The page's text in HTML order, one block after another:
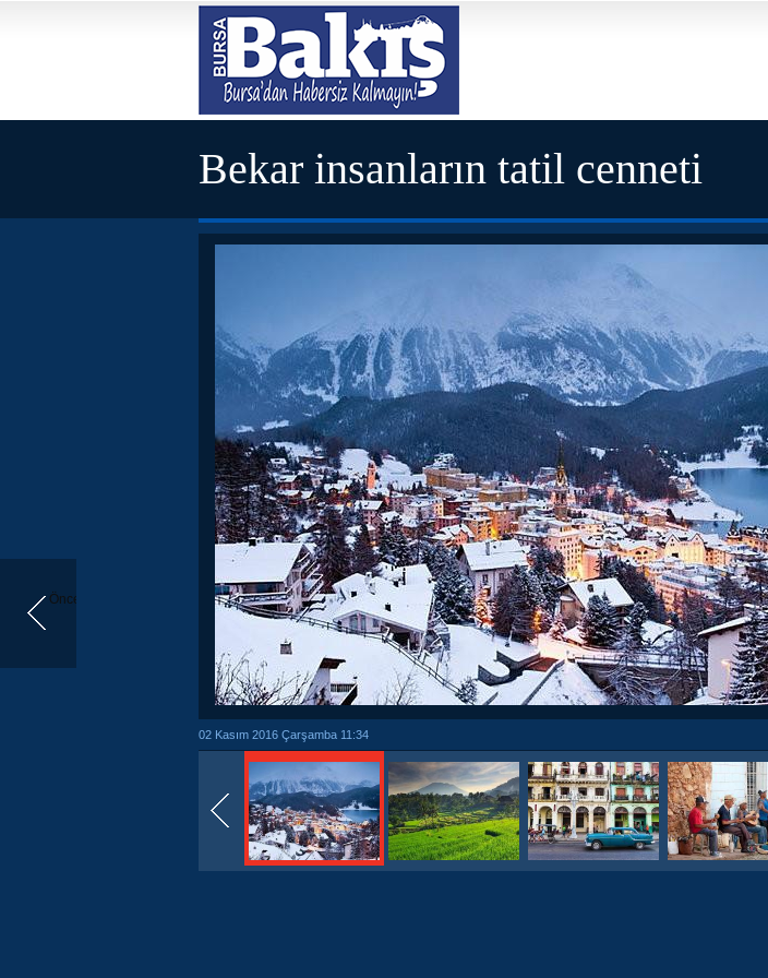
Önceki
Bekar insanların tatil cenneti
02 Kasım 2016 Çarşamba 11:34